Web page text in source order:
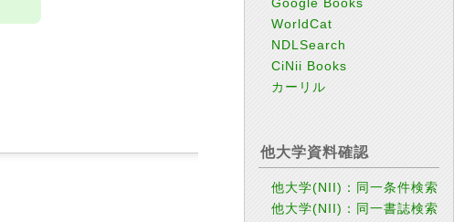
WorldCat
NDLSearch
CiNii Books
カーリル
他大学資料確認
他大学(NII)：同一条件検索
他大学(NII)：同一書誌検索